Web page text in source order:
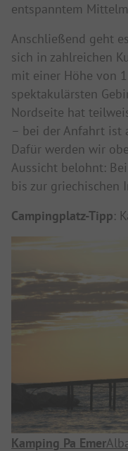
entspanntem
Anschließend geht
sich in zahlreichen
mit einer Höhe von
spektakulärsten
Nordseite hat
– bei der Anfahrt ist
Dafür werden wir
Aussicht belohnt:
bis zur griechischen
Campingplatz-Tipp:
Kamping Pa Emer